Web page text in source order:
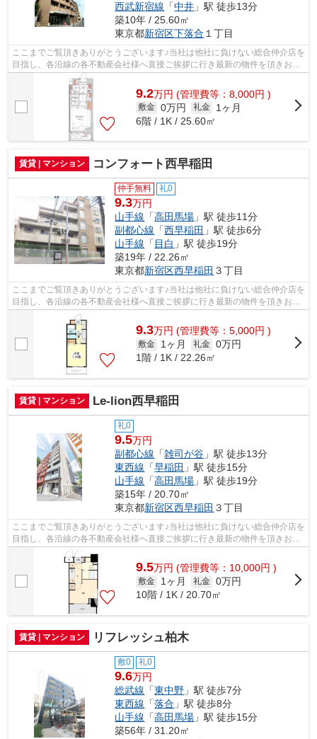
西武新宿線 「中井 」駅 徒歩13分
築10年 / 25.60㎡
東京都新宿区下落合 １丁目
ここまでご覧頂きありがとうございます♪当社は他社に負けない総合仲介店を
目指し、各沿線の各不動産会社様へ直接ご挨拶に行き最新の物件を頂きお客
様へ提供しております！最新の情報は...
9.2万円 (管理費等：8,000円 )
敷金 0万円 礼金
1ヶ月
6階 / 1K / 25.60㎡
賃貸 | マンション コンフォート西早稲田
仲手無料 礼0
9.3万円
山手線 「高田馬場 」駅 徒歩11分
副都心線 「西早稲田 」駅 徒歩6分
山手線 「 目白 」駅 徒歩19分
築19年 / 22.26㎡
東京都新宿区西早稲田 ３丁目
ここまでご覧頂きありがとうございます♪当社は他社に負けない総合仲介店を
目指し、各沿線の各不動産会社様へ直接ご挨拶に行き最新の物件を頂きお客
様へ提供しております！最新の情報は...
9.3万円 (管理費等：5,000円 )
敷金 1ヶ月 礼金 0万円
1階 / 1K / 22.26㎡
賃貸 | マンション Le-lion西早稲田
礼0
9.5万円
副都心線 「雑司が谷 」駅 徒歩13分
東西線 「早稲田 」駅 徒歩15分
山手線 「高田馬場 」駅 徒歩19分
築15年 / 20.70㎡
東京都新宿区西早稲田 ３丁目
ここまでご覧頂きありがとうございます♪当社は他社に負けない総合仲介店を
目指し、各沿線の各不動産会社様へ直接ご挨拶に行き最新の物件を頂きお客
様へ提供しております！最新の情報は...
9.5万円 (管理費等：10,000円 )
敷金 1ヶ月 礼金 0万円
10階 / 1K / 20.70㎡
賃貸 | マンション リフレッシュ柏木
敷0 礼0
9.6万円
総武線 「東中野 」駅 徒歩7分
東西線 「落合 」駅 徒歩8分
山手線 「高田馬場 」駅 徒歩15分
築56年 / 31.20㎡